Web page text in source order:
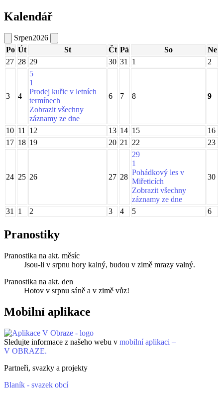
Kalendář
Srpen2026
Po Út St Čt Pá So
Ne
27 28 29 30 31 1 2
3 4
5
1
Prodej kuřic v letních
termínech
Zobrazit všechny
záznamy ze dne
6 7 8 9
10 11 12 13 14 15
16
17 18 19 20 21 22 23
24 25 26 27 28
29
1
Pohádkový les v
Miřeticích
Zobrazit všechny
záznamy ze dne
30
31 1 2 3 4 5 6
Pranostiky
Pranostika na akt. měsíc
Jsou-li v srpnu hory kalný, budou v zimě mrazy valný.
Pranostika na akt. den
Hotov v srpnu sáně a v zimě vůz!
Mobilní aplikace
Sledujte informace z našeho webu v mobilní aplikaci –
V OBRAZE.
Partneři, svazky a projekty
Blaník - svazek obcí